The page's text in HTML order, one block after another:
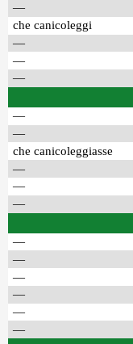
—
che canicoleggi
—
—
—
—
—
che canicoleggiasse
—
—
—
—
—
—
—
—
—